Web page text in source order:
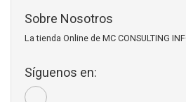
Sobre Nosotros
La tienda Online de MC CONSULTING
Síguenos en: